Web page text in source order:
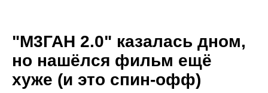
"М3ГАН 2.0" казалась дном,
но нашёлся фильм ещё
хуже (и это спин-офф)